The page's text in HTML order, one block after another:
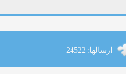
ارسالها: 24522